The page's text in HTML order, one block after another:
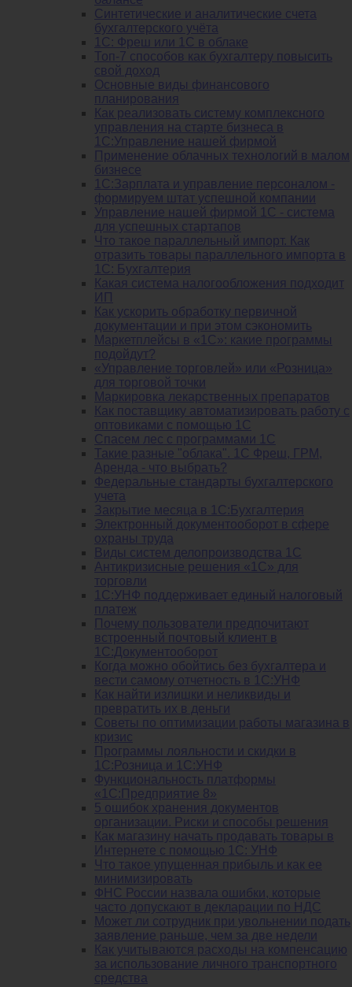
Синтетические и аналитические счета
бухгалтерского учёта
1C: Фреш или 1С в облаке
Топ-7 способов как бухгалтеру повысить
свой доход
Основные виды финансового
планирования
Как реализовать систему комплексного
управления на старте бизнеса в
1С:Управление нашей фирмой
Применение облачных технологий в малом
бизнесе
1C:Зарплата и управление персоналом -
формируем штат успешной компании
Управление нашей фирмой 1C - система
для успешных стартапов
Что такое параллельный импорт. Как
отразить товары параллельного импорта в
1С: Бухгалтерия
Какая система налогообложения подходит
ИП
Как ускорить обработку первичной
документации и при этом сэкономить
Маркетплейсы в «1С»: какие программы
подойдут?
«Управление торговлей» или «Розница»
для торговой точки
Маркировка лекарственных препаратов
Как поставщику автоматизировать работу с
оптовиками с помощью 1С
Спасем лес с программами 1С
Такие разные "облака". 1С Фреш, ГРМ,
Аренда - что выбрать?
Федеральные стандарты бухгалтерского
учета
Закрытие месяца в 1С:Бухгалтерия
Электронный документооборот в сфере
охраны труда
Виды систем делопроизводства 1C
Антикризисные решения «1С» для
торговли
1С:УНФ поддерживает единый налоговый
платеж
Почему пользователи предпочитают
встроенный почтовый клиент в
1С:Документооборот
Когда можно обойтись без бухгалтера и
вести самому отчетность в 1С:УНФ
Как найти излишки и неликвиды и
превратить их в деньги
Советы по оптимизации работы магазина в
кризис
Программы лояльности и скидки в
1С:Розница и 1С:УНФ
Функциональность платформы
«1С:Предприятие 8»
5 ошибок хранения документов
организации. Риски и способы решения
Как магазину начать продавать товары в
Интернете с помощью 1С: УНФ
Что такое упущенная прибыль и как ее
минимизировать
ФНС России назвала ошибки, которые
часто допускают в декларации по НДС
Может ли сотрудник при увольнении подать
заявление раньше, чем за две недели
Как учитываются расходы на компенсацию
за использование личного транспортного
средства